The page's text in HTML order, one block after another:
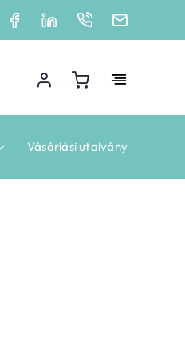
Vásárlási utalvány